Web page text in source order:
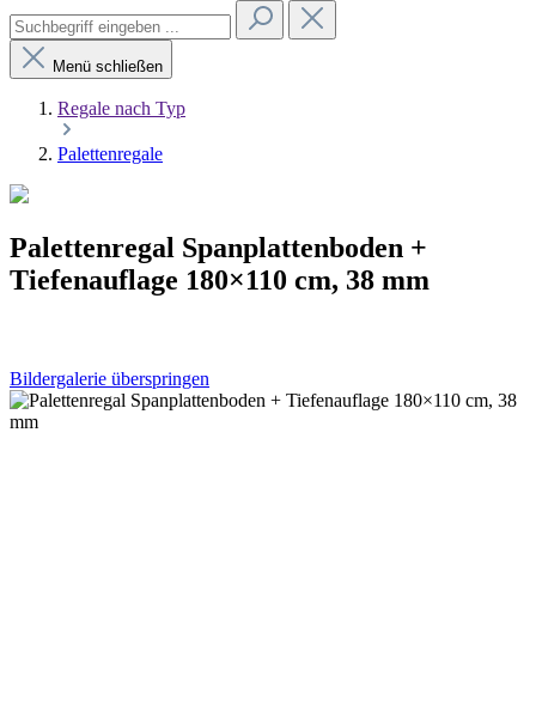
Menü schließen
Regale nach Typ
Palettenregale
Palettenregal Spanplattenboden +
Tiefenauflage 180×110 cm, 38 mm
Bildergalerie überspringen